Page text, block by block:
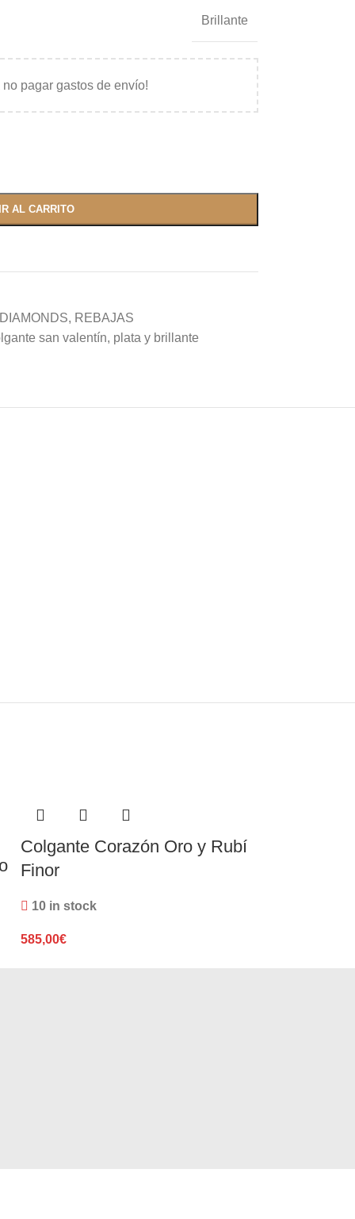
Brillante
pagar gastos de envío!
AL CARRITO
, REBAJAS
san valentín, plata y brillante
Colgante Corazón Oro y Rubí
Finor
10 in stock
585,00€